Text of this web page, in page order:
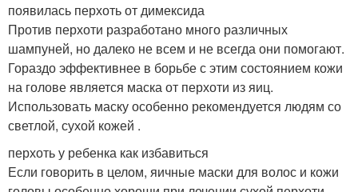
появилась перхоть от димексида
Против перхоти разработано много различных
шампуней, но далеко не всем и не всегда они помогают.
Гораздо эффективнее в борьбе с этим состоянием кожи
на голове является маска от перхоти из яиц.
Использовать маску особенно рекомендуется людям со
светлой, сухой кожей .
перхоть у ребенка как избавиться
Если говорить в целом, яичные маски для волос и кожи